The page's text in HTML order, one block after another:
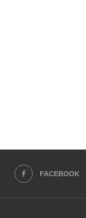
FACEBOOK